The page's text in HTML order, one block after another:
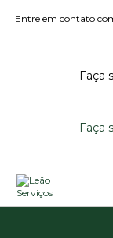
Entre em contato
Faça
Faça